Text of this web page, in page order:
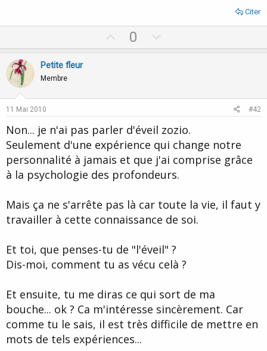
Citer
p
t
0
o
v
e
Petite fleur
Membre
11 Mai 2010 #42
Non... je n'ai pas parler d'éveil zozio.
Seulement d'une expérience qui change notre
personnalité à jamais et que j'ai comprise grâce
à la psychologie des profondeurs.
Mais ça ne s'arrête pas là car toute la vie, il faut y
travailler à cette connaissance de soi.
Et toi, que penses-tu de "l'éveil" ?
Dis-moi, comment tu as vécu celà ?
Et ensuite, tu me diras ce qui sort de ma
bouche... ok ? Ca m'intéresse sincèrement. Car
comme tu le sais, il est très difficile de mettre en
mots de tels expériences...